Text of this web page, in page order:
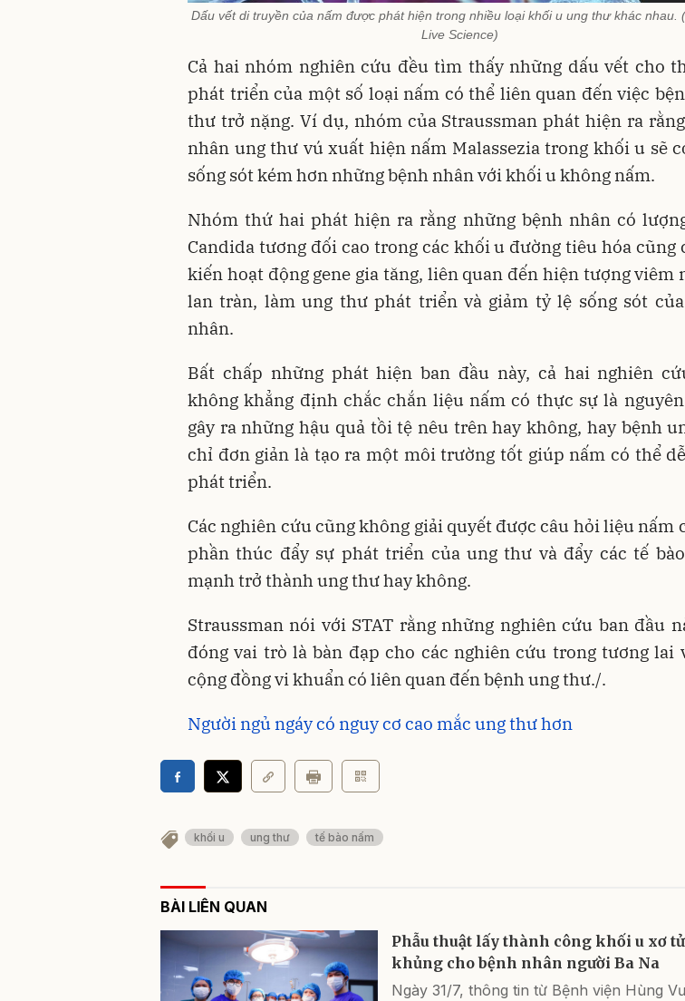
Dấu vết di truyền của nấm được phát hiện trong nhiều loại khối u ung thư khác nhau.
Live Science)
Cả hai nhóm nghiên cứu đều tìm thấy những dấu vết cho
phát triển của một số loại nấm có thể liên quan đến việc
thư trở nặng. Ví dụ, nhóm của Straussman phát hiện ra
nhân ung thư vú xuất hiện nấm Malassezia trong khối u sẽ
sống sót kém hơn những bệnh nhân với khối u không nấm.
Nhóm thứ hai phát hiện ra rằng những bệnh nhân có
Candida tương đối cao trong các khối u đường tiêu hóa cũng
kiến hoạt động gene gia tăng, liên quan đến hiện tượng viêm
lan tràn, làm ung thư phát triển và giảm tỷ lệ sống sót
nhân.
Bất chấp những phát hiện ban đầu này, cả hai nghiên
không khẳng định chắc chắn liệu nấm có thực sự là
gây ra những hậu quả tồi tệ nêu trên hay không, hay bệnh
chỉ đơn giản là tạo ra một môi trường tốt giúp nấm có thể
phát triển.
Các nghiên cứu cũng không giải quyết được câu hỏi liệu nấm
phần thúc đẩy sự phát triển của ung thư và đẩy các tế
mạnh trở thành ung thư hay không.
Straussman nói với STAT rằng những nghiên cứu ban đầu
đóng vai trò là bàn đạp cho các nghiên cứu trong tương lai
cộng đồng vi khuẩn có liên quan đến bệnh ung thư./.
Người ngủ ngáy có nguy cơ cao mắc ung thư hơn
khối u ung thư tế bào nấm
BÀI LIÊN QUAN
Phẫu thuật lấy thành công khối u xơ
khủng cho bệnh nhân người Ba Na
Ngày 31/7, thông tin từ Bệnh viện Hùng